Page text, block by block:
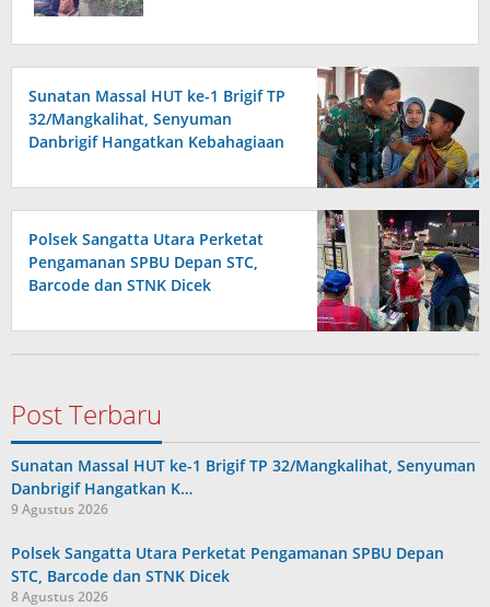
Sunatan Massal HUT ke-1 Brigif TP
32/Mangkalihat, Senyuman
Danbrigif Hangatkan Kebahagiaan
Polsek Sangatta Utara Perketat
Pengamanan SPBU Depan STC,
Barcode dan STNK Dicek
Post Terbaru
Sunatan Massal HUT ke-1 Brigif TP 32/Mangkalihat, Senyuman
Danbrigif Hangatkan K…
9 Agustus 2026
Polsek Sangatta Utara Perketat Pengamanan SPBU Depan
STC, Barcode dan STNK Dicek
8 Agustus 2026